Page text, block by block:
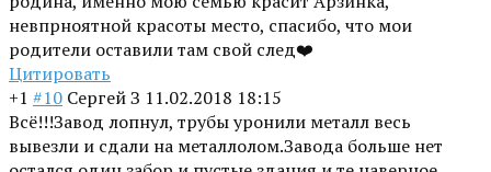
невпрноятной красоты место, спасибо, что мои
родители оставили там свой след❤️
Цитировать
+1 #10 Сергей З 11.02.2018 18:15
Всё!!!Завод лопнул, трубы уронили металл весь
вывезли и сдали на металлолом.Завода больше нет